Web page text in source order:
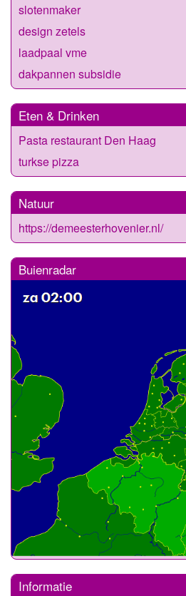
slotenmaker
design zetels
laadpaal vme
dakpannen subsidie
Eten & Drinken
Pasta restaurant Den Haag
turkse pizza
Natuur
https://demeesterhovenier.nl/
Buienradar
Informatie